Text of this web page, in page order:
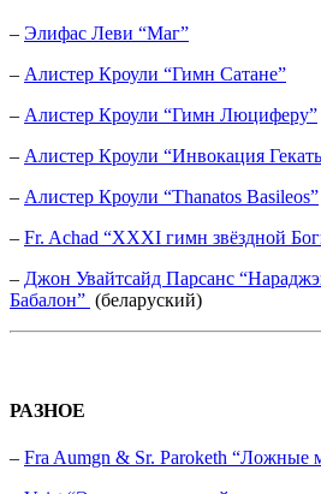
– Элифас Леви “Маг”
– Алистер Кроули “Гимн Сатане”
– Алистер Кроули “Гимн Люциферу”
– Алистер Кроули “Инвокация
– Алистер Кроули “Thanatos Basileos”
– Fr. Achad “XXXI гимн звёздной
– Джон Увайтсайд Парсанс
Бабалон” (беларуский)
РАЗНОЕ
– Fra Aumgn & Sr. Paroketh “Ложные